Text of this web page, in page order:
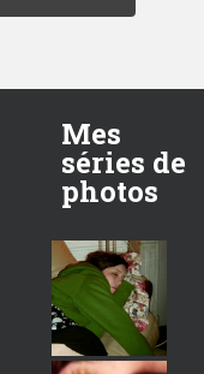
Mes
séries de
photos